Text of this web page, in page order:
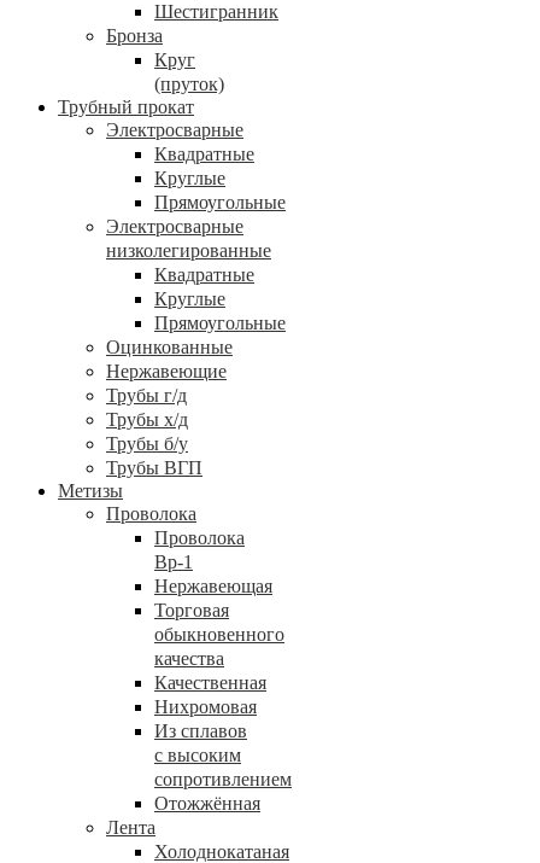
Шестигранник
Бронза
Круг
(пруток)
Трубный прокат
Электросварные
Квадратные
Круглые
Прямоугольные
Электросварные
низколегированные
Квадратные
Круглые
Прямоугольные
Оцинкованные
Нержавеющие
Трубы г/д
Трубы х/д
Трубы б/у
Трубы ВГП
Метизы
Проволока
Проволока
Вр-1
Нержавеющая
Торговая
обыкновенного
качества
Качественная
Нихромовая
Из сплавов
с высоким
сопротивлением
Отожжённая
Лента
Холоднокатаная